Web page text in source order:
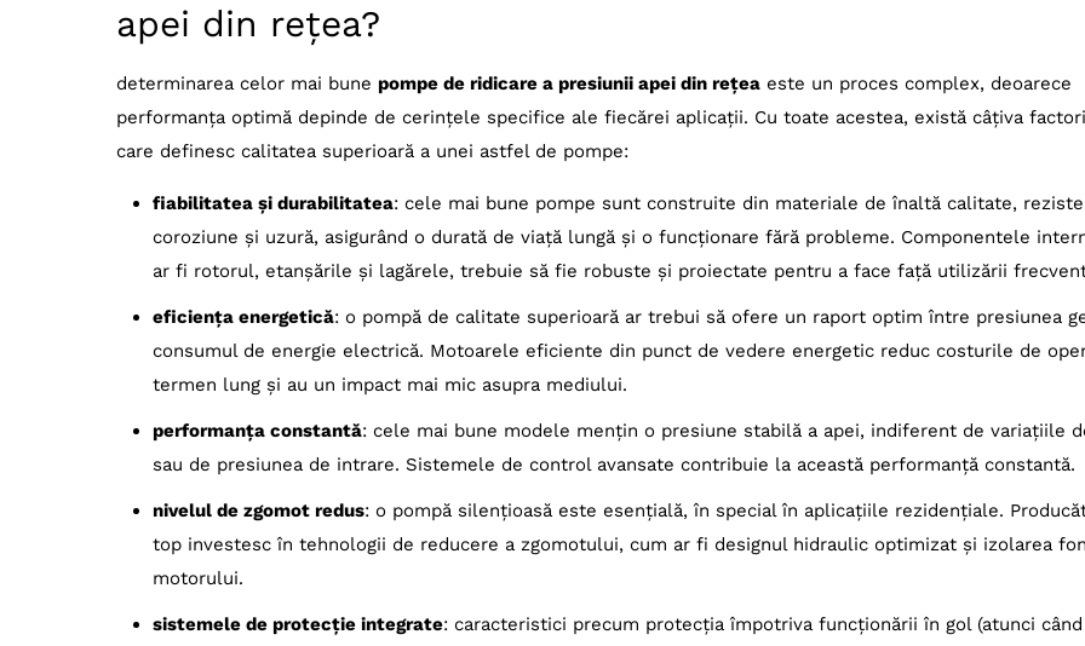
43- pompa ridicare presiune apa retea DAB Nova 180 M-A
44- pompa ridicare presiune apa retea Pedrollo TOP 1
45- pompa ridicare presiune apa retea Leo XSP 18-6
46- pompa ridicare presiune apa retea Einhell GC-DP 7835
48- pompa ridicare presiune apa retea Metabo HWW 6000/25 Inox
49- pompa ridicare presiune apa retea Gardena 6300 SilentComfort
50- pompa ridicare presiune apa retea DAB Esybox Diver 100/120 M
Pompa de ridicare a presiunii a apei din retea
apei din rețea?
determinarea celor mai bune pompe de ridicare a presiunii apei din rețea este un proces complex, deoarece
performanța optimă depinde de cerințele specifice ale fiecărei aplicații. Cu toate acestea, există câțiva
care definesc calitatea superioară a unei astfel de pompe:
fiabilitatea și durabilitatea: cele mai bune pompe sunt construite din materiale de înaltă calitate,
coroziune și uzură, asigurând o durată de viață lungă și o funcționare fără probleme. Componentele
ar fi rotorul, etanșările și lagărele, trebuie să fie robuste și proiectate pentru a face față utilizării
eficiența energetică: o pompă de calitate superioară ar trebui să ofere un raport optim între presiunea
consumul de energie electrică. Motoarele eficiente din punct de vedere energetic reduc costurile de
termen lung și au un impact mai mic asupra mediului.
performanța constantă: cele mai bune modele mențin o presiune stabilă a apei, indiferent de variațiile
sau de presiunea de intrare. Sistemele de control avansate contribuie la această performanță constantă.
nivelul de zgomot redus: o pompă silențioasă este esențială, în special în aplicațiile rezidențiale.
top investesc în tehnologii de reducere a zgomotului, cum ar fi designul hidraulic optimizat și izolarea
motorului.
sistemele de protecție integrate: caracteristici precum protecția împotriva funcționării în gol (atunci